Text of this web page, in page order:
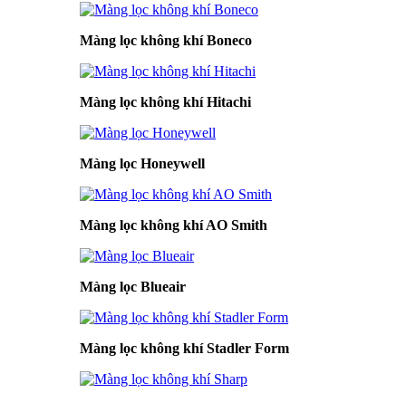
Màng lọc không khí Boneco
Màng lọc không khí Hitachi
Màng lọc Honeywell
Màng lọc không khí AO Smith
Màng lọc Blueair
Màng lọc không khí Stadler Form